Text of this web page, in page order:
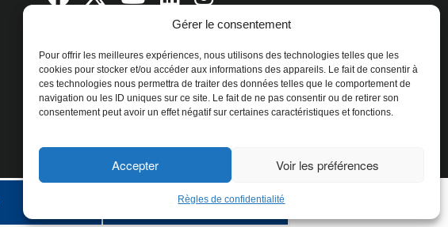
Gérer le consentement
Pour offrir les meilleures expériences, nous utilisons des technologies telles que les
cookies pour stocker et/ou accéder aux informations des appareils. Le fait de consentir à
ces technologies nous permettra de traiter des données telles que le comportement de
navigation ou les ID uniques sur ce site. Le fait de ne pas consentir ou de retirer son
consentement peut avoir un effet négatif sur certaines caractéristiques et fonctions.
Accepter Voir les préférences
Règles de confidentialité
ENTREPRISES ET ORGANISATIONS